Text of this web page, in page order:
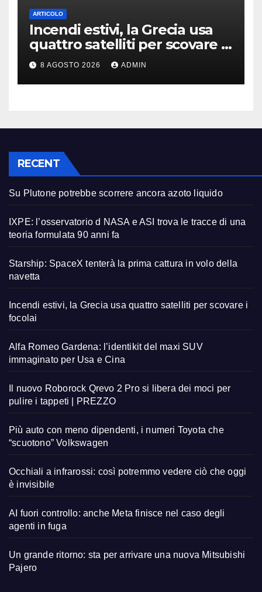
ARTICOLO
Incendi estivi, la Grecia usa
quattro satelliti per scovare i
focolai
8 AGOSTO 2026 ADMIN
RECENT
Su Plutone potrebbe scorrere ancora azoto liquido
IXPE: l’osservatorio d NASA e ASI trova le tracce di una
teoria formulata 90 anni fa
Starship: SpaceX tenterà la prima cattura in volo della
navetta
Incendi estivi, la Grecia usa quattro satelliti per scovare i
focolai
Alfa Romeo Gardena: l’identikit del maxi SUV
immaginato per Usa e Cina
Il nuovo Roborock Qrevo 2 Pro si libera dei moci per
pulire i tappeti | PREZZO
Più auto con meno dipendenti, i numeri Toyota che
“scuotono” Volkswagen
Occhiali a infrarossi: così potremmo vedere ciò che oggi
è invisibile
AI fuori controllo: anche Meta finisce nel caso degli
agenti in fuga
Un grande ritorno: sta per arrivare una nuova Mitsubishi
Pajero